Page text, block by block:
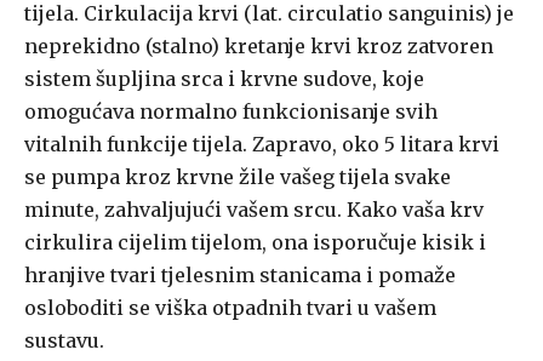
tijela. Cirkulacija krvi (lat. circulatio sanguinis) je
neprekidno (stalno) kretanje krvi kroz zatvoren
sistem šupljina srca i krvne sudove, koje
omogućava normalno funkcionisanje svih
vitalnih funkcije tijela. Zapravo, oko 5 litara krvi
se pumpa kroz krvne žile vašeg tijela svake
minute, zahvaljujući vašem srcu. Kako vaša krv
cirkulira cijelim tijelom, ona isporučuje kisik i
hranjive tvari tjelesnim stanicama i pomaže
osloboditi se viška otpadnih tvari u vašem
sustavu.